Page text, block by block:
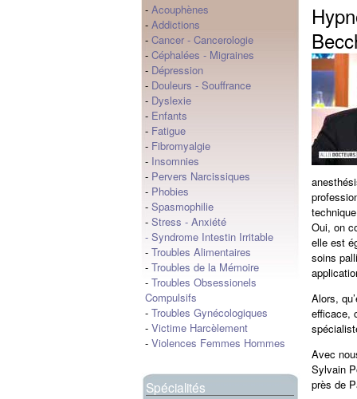
- Acouphènes
- Addictions
- Cancer - Cancerologie
- Céphalées - Migraines
- Dépression
- Douleurs - Souffrance
- Dyslexie
- Enfants
- Fatigue
- Fibromyalgie
- Insomnies
- Pervers Narcissiques
- Phobies
- Spasmophilie
- Stress - Anxiété
- Syndrome Intestin Irritable
- Troubles Alimentaires
- Troubles de la Mémoire
- Troubles Obsessionels
Compulsifs
- Troubles Gynécologiques
- Victime Harcèlement
- Violences Femmes Hommes
Spécialités
Oui, on
elle est
soins
Alors,
efficace,
Avec
Sylvain
près de